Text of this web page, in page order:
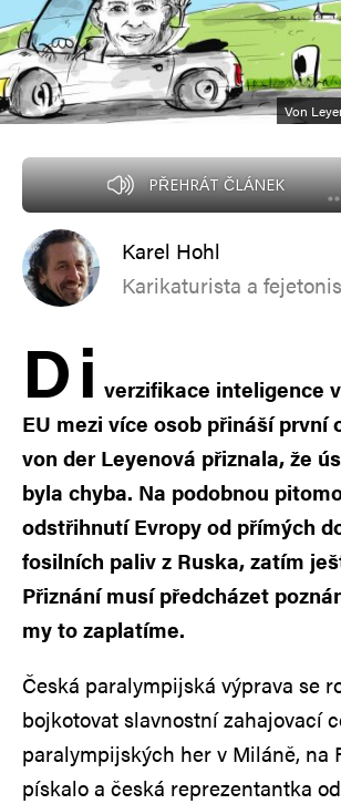
Von
PŘEHRÁT ČLÁNEK
Karel Hohl
Karikaturista a
Di verzifikace inteligence
EU mezi více osob přináší první
von der Leyenová přiznala, že
byla chyba. Na podobnou
odstřihnutí Evropy od přímých
fosilních paliv z Ruska, zatím
Přiznání musí předcházet
my to zaplatíme.
Česká paralympijská výprava se
bojkotovat slavnostní zahajovací
paralympijských her v Miláně, na
pískalo a česká reprezentantka